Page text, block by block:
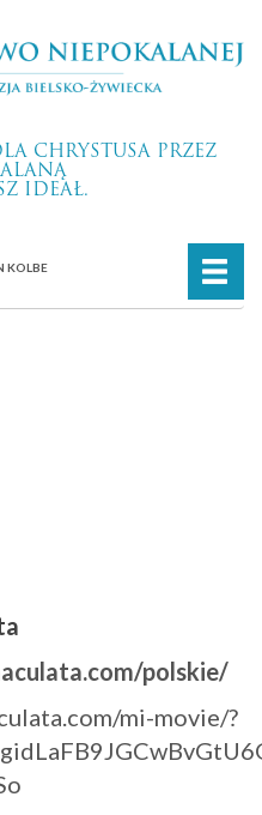
CHRYSTUSA PRZEZ
IDEAŁ.
KOLBE
polskie/
mi-movie/?